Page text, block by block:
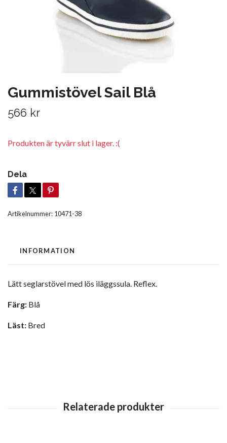
Gummistövel Sail Blå
566 kr
Produkten är tyvärr slut i lager. :(
Dela
Artikelnummer: 10471-38
INFORMATION
Lätt seglarstövel med lös iläggssula. Reflex.
Färg: Blå
Läst: Bred